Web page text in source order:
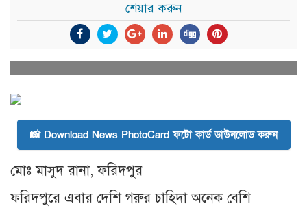
শেয়ার করুন
📸 Download News PhotoCard ফটো কার্ড ডাউনলোড করুন
মোঃ মাসুদ রানা, ফরিদপুর
ফরিদপুরে এবার দেশি গরুর চাহিদা অনেক বেশি